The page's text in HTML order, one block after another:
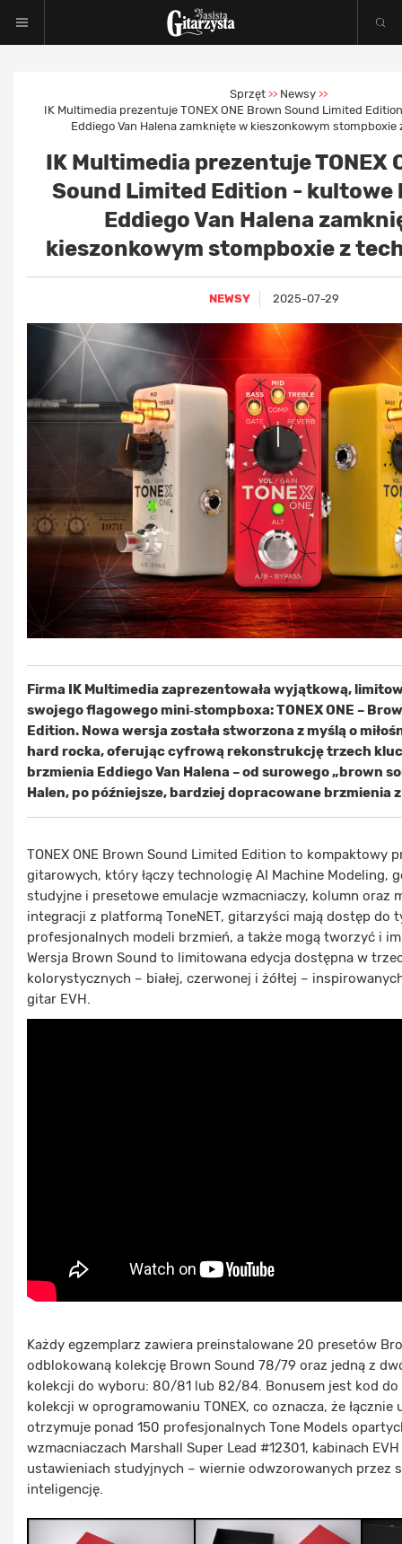
Sprzęt >> Newsy >>
IK Multimedia prezentuje TONEX ONE Brown Sound Limited
Eddiego Van Halena zamknięte w kieszonkowym stompboxie
IK Multimedia prezentuje TONEX
Sound Limited Edition - kultowe
Eddiego Van Halena
kieszonkowym stompboxie z
NEWSY 2025-07-29
Firma IK Multimedia zaprezentowała wyjątkową,
swojego flagowego mini‑stompboxa: TONEX ONE –
Edition. Nowa wersja została stworzona z myślą o
hard rocka, oferując cyfrową rekonstrukcję trzech
brzmienia Eddiego Van Halena – od surowego „brown
Halen, po późniejsze, bardziej dopracowane brzmienia
TONEX ONE Brown Sound Limited Edition to kompaktowy
gitarowych, który łączy technologię AI Machine Modeling,
studyjne i presetowe emulacje wzmacniaczy, kolumn oraz
integracji z platformą ToneNET, gitarzyści mają dostęp do
profesjonalnych modeli brzmień, a także mogą tworzyć i
Wersja Brown Sound to limitowana edycja dostępna w
kolorystycznych – białej, czerwonej i żółtej –
gitar EVH.
Każdy egzemplarz zawiera preinstalowane 20 presetów
odblokowaną kolekcję Brown Sound 78/79 oraz jedną z
kolekcji do wyboru: 80/81 lub 82/84. Bonusem jest kod do
kolekcji w oprogramowaniu TONEX, co oznacza, że łącznie
otrzymuje ponad 150 profesjonalnych Tone Models
wzmacniaczach Marshall Super Lead #12301, kabinach
ustawieniach studyjnych – wiernie odwzorowanych przez
inteligencję.